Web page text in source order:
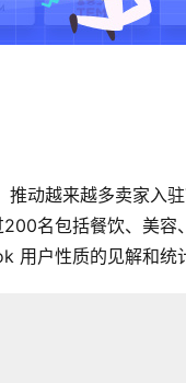
推动越来越多卖家入
名包括餐饮、美容
用户性质的见解和统